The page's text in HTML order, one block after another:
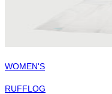
WOMEN'S
RUFFLOG